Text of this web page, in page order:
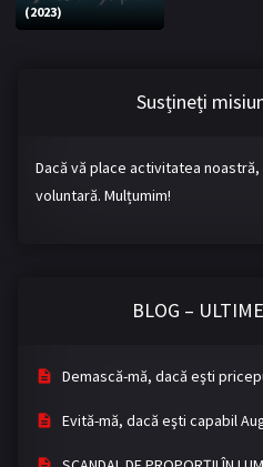
Bromance / BL China
LGBTQ+ NON-ASIA
BLOG
RECOMANDĂRI PROIECTE
ALĂTURĂ-TE
Înregistrează-te
Contul meu
(2023)
Susțineți
Dacă vă place activitatea
voluntară. Mulțumim!
BLOG –
Demască-mă, dacă eşti
Evită-mă, dacă eşti capabil